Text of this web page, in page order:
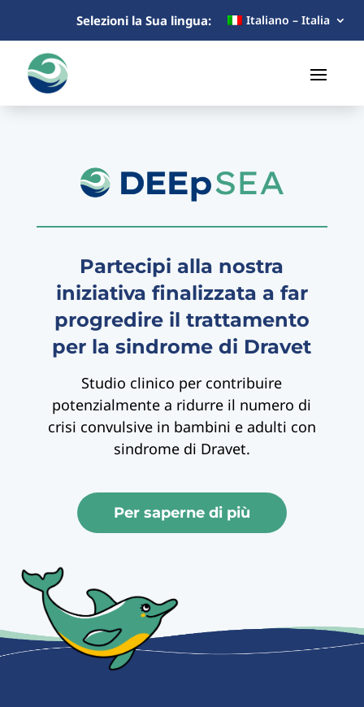
Selezioni la Sua lingua: Italiano – Italia
Partecipi alla nostra
iniziativa finalizzata a far
progredire il trattamento
per la sindrome di Dravet
Studio clinico per contribuire
potenzialmente a ridurre il numero di
crisi convulsive in bambini e adulti con
sindrome di Dravet.
Per saperne di più